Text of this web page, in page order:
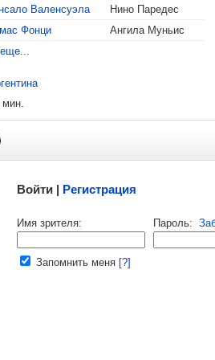
Валенсуэла
Нино Паредес
Фонци
Ангила Муньис
еще...
мин.
Войти | Регистрация
Имя зрителя: Пароль:
Запомнить меня [?]